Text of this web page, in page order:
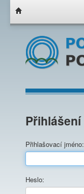
Přihlášení
Přihlašovací jméno:
Heslo: